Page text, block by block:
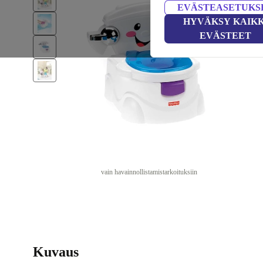
HYVÄKSY
EVÄSTEET
vain havainnollistamistarkoituksiin
Kuvaus